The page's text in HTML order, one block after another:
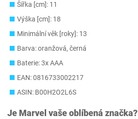
Šířka [cm]: 11
Výška [cm]: 18
Minimální věk [roky]: 13
Barva: oranžová, černá
Baterie: 3x AAA
EAN: 0816733002217
ASIN: B00H2O2L6S
Je Marvel vaše oblíbená značka?